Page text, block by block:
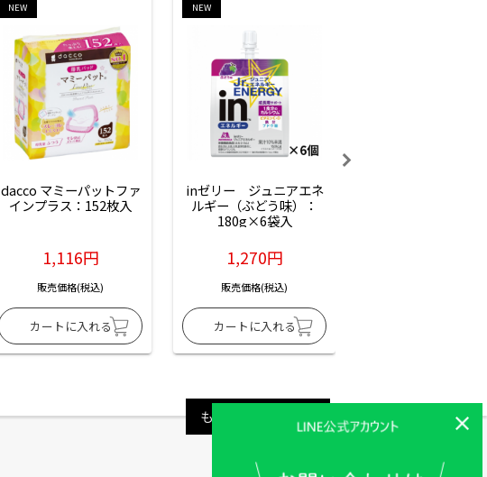
NEW
dacco マミーパットファ
インプラス：152枚入
1,116円
販売価格(税込)
NEW
inゼリー　ジュニアエネ
ルギー（ぶどう味）：
180g×6袋入
1,270円
販売価格(税込)
もっと見る